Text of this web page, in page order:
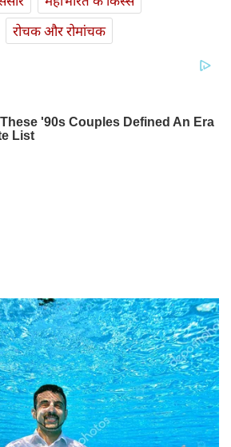
रोचक और रोमांचक